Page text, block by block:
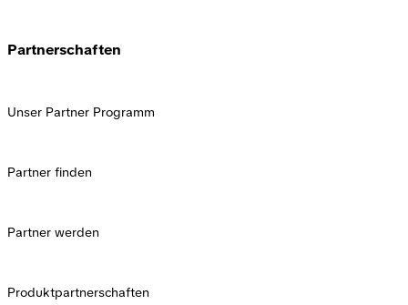
Partnerschaften
Unser Partner Programm
Partner finden
Partner werden
Produktpartnerschaften